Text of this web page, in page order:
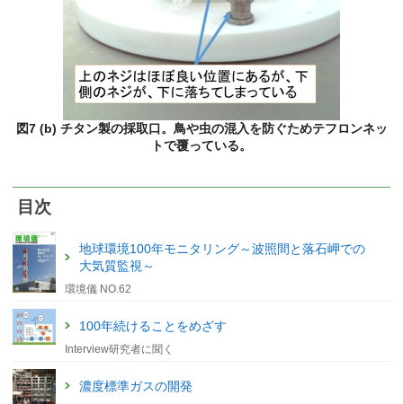
図7 (b) チタン製の採取口。鳥や虫の混入を防ぐためテフロンネッ
トで覆っている。
目次
地球環境100年モニタリング～波照間と落石岬での
大気質監視～
環境儀 NO.62
100年続けることをめざす
Interview研究者に聞く
濃度標準ガスの開発